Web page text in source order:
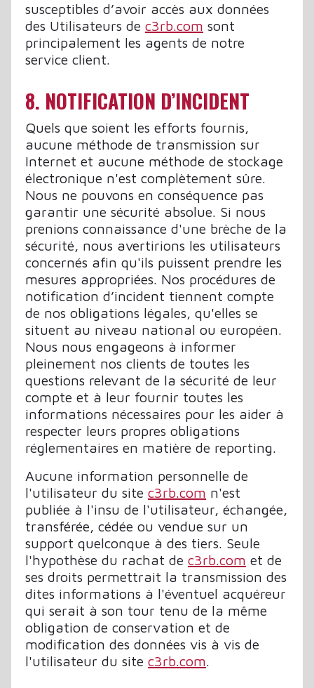
susceptibles d’avoir accès aux données
des Utilisateurs de c3rb.com sont
principalement les agents de notre
service client.
8. NOTIFICATION D’INCIDENT
Quels que soient les efforts fournis,
aucune méthode de transmission sur
Internet et aucune méthode de stockage
électronique n'est complètement sûre.
Nous ne pouvons en conséquence pas
garantir une sécurité absolue. Si nous
prenions connaissance d'une brèche de la
sécurité, nous avertirions les utilisateurs
concernés afin qu'ils puissent prendre les
mesures appropriées. Nos procédures de
notification d’incident tiennent compte
de nos obligations légales, qu'elles se
situent au niveau national ou européen.
Nous nous engageons à informer
pleinement nos clients de toutes les
questions relevant de la sécurité de leur
compte et à leur fournir toutes les
informations nécessaires pour les aider à
respecter leurs propres obligations
réglementaires en matière de reporting.
Aucune information personnelle de
l'utilisateur du site c3rb.com n'est
publiée à l'insu de l'utilisateur, échangée,
transférée, cédée ou vendue sur un
support quelconque à des tiers. Seule
l'hypothèse du rachat de c3rb.com et de
ses droits permettrait la transmission des
dites informations à l'éventuel acquéreur
qui serait à son tour tenu de la même
obligation de conservation et de
modification des données vis à vis de
l'utilisateur du site c3rb.com.